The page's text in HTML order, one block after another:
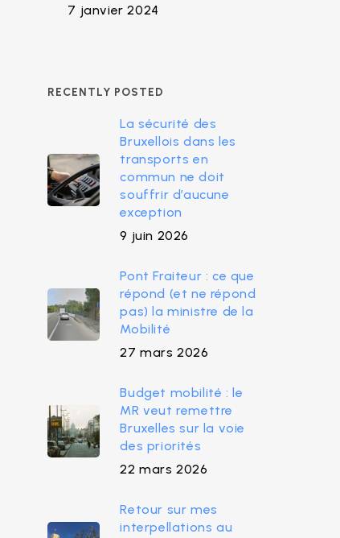
7 janvier 2024
RECENTLY POSTED
La sécurité des
Bruxellois dans les
transports en
commun ne doit
souffrir d’aucune
exception
9 juin 2026
Pont Fraiteur : ce que
répond (et ne répond
pas) la ministre de la
Mobilité
27 mars 2026
Budget mobilité : le
MR veut remettre
Bruxelles sur la voie
des priorités
22 mars 2026
Retour sur mes
interpellations au